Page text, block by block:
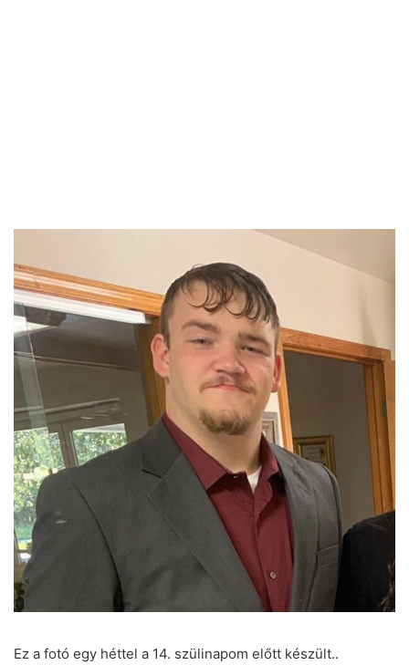
Ez a fotó egy héttel a 14. szülinapom előtt készült..